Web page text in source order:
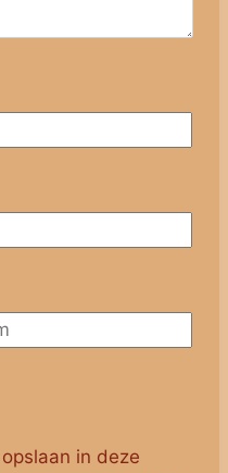
in deze